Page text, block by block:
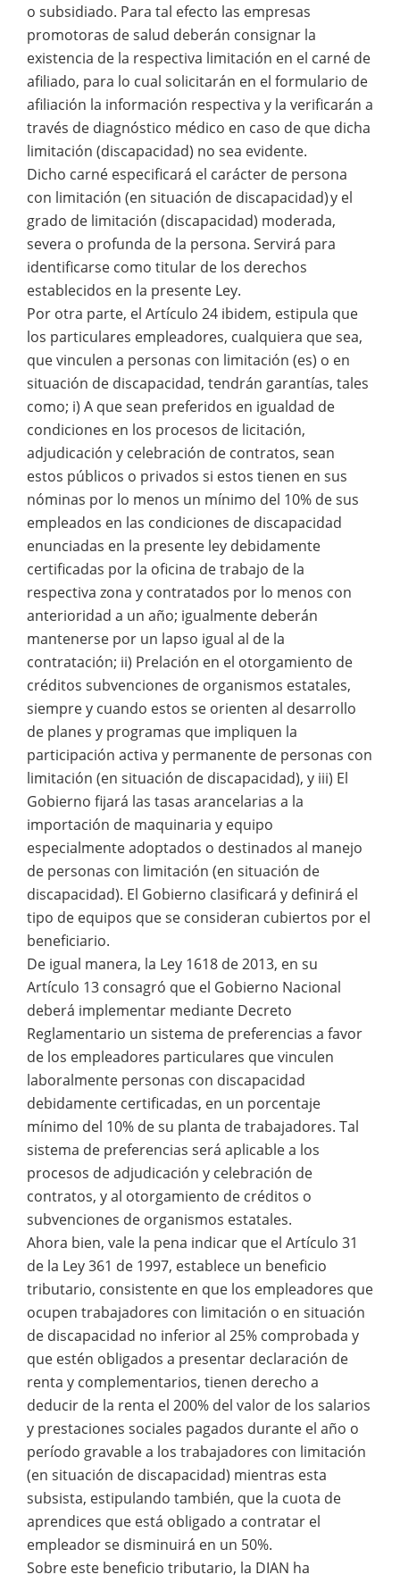
o subsidiado. Para tal efecto las empresas
promotoras de salud deberán consignar la
existencia de la respectiva limitación en el carné de
afiliado, para lo cual solicitarán en el formulario de
afiliación la información respectiva y la verificarán a
través de diagnóstico médico en caso de que dicha
limitación (discapacidad) no sea evidente.
Dicho carné especificará el carácter de persona
con limitación (en situación de discapacidad) y el
grado de limitación (discapacidad) moderada,
severa o profunda de la persona. Servirá para
identificarse como titular de los derechos
establecidos en la presente Ley.
Por otra parte, el Artículo 24 ibidem, estipula que
los particulares empleadores, cualquiera que sea,
que vinculen a personas con limitación (es) o en
situación de discapacidad, tendrán garantías, tales
como; i) A que sean preferidos en igualdad de
condiciones en los procesos de licitación,
adjudicación y celebración de contratos, sean
estos públicos o privados si estos tienen en sus
nóminas por lo menos un mínimo del 10% de sus
empleados en las condiciones de discapacidad
enunciadas en la presente ley debidamente
certificadas por la oficina de trabajo de la
respectiva zona y contratados por lo menos con
anterioridad a un año; igualmente deberán
mantenerse por un lapso igual al de la
contratación; ii) Prelación en el otorgamiento de
créditos subvenciones de organismos estatales,
siempre y cuando estos se orienten al desarrollo
de planes y programas que impliquen la
participación activa y permanente de personas con
limitación (en situación de discapacidad), y iii) El
Gobierno fijará las tasas arancelarias a la
importación de maquinaria y equipo
especialmente adoptados o destinados al manejo
de personas con limitación (en situación de
discapacidad). El Gobierno clasificará y definirá el
tipo de equipos que se consideran cubiertos por el
beneficiario.
De igual manera, la Ley 1618 de 2013, en su
Artículo 13 consagró que el Gobierno Nacional
deberá implementar mediante Decreto
Reglamentario un sistema de preferencias a favor
de los empleadores particulares que vinculen
laboralmente personas con discapacidad
debidamente certificadas, en un porcentaje
mínimo del 10% de su planta de trabajadores. Tal
sistema de preferencias será aplicable a los
procesos de adjudicación y celebración de
contratos, y al otorgamiento de créditos o
subvenciones de organismos estatales.
Ahora bien, vale la pena indicar que el Artículo 31
de la Ley 361 de 1997, establece un beneficio
tributario, consistente en que los empleadores que
ocupen trabajadores con limitación o en situación
de discapacidad no inferior al 25% comprobada y
que estén obligados a presentar declaración de
renta y complementarios, tienen derecho a
deducir de la renta el 200% del valor de los salarios
y prestaciones sociales pagados durante el año o
período gravable a los trabajadores con limitación
(en situación de discapacidad) mientras esta
subsista, estipulando también, que la cuota de
aprendices que está obligado a contratar el
empleador se disminuirá en un 50%.
Sobre este beneficio tributario, la DIAN ha